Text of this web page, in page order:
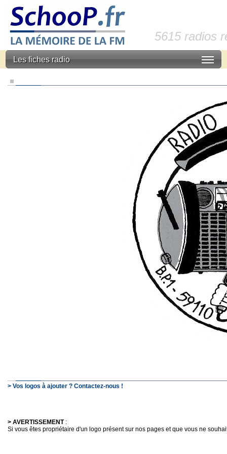
5615 radios
Les fiches radio
> Vos logos à ajouter ? Contactez-nous !
> AVERTISSEMENT:
Si vous êtes propriétaire d'un logo présent sur nos pages et que vous ne